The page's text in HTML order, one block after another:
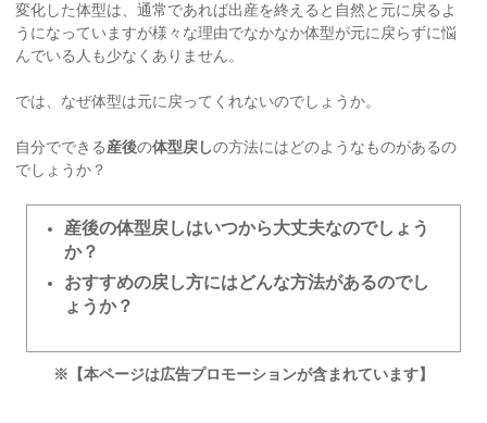
変化した体型は、通常であれば出産を終えると自然と元に戻るよ
うになっていますが様々な理由でなかなか体型が元に戻らずに悩
んでいる人も少なくありません。
では、なぜ体型は元に戻ってくれないのでしょうか。
自分でできる産後の体型戻しの方法にはどのようなものがあるの
でしょうか？
産後の体型戻しはいつから大丈夫なのでしょう
か？
おすすめの戻し方にはどんな方法があるのでし
ょうか？
※【本ページは広告プロモーションが含まれています】